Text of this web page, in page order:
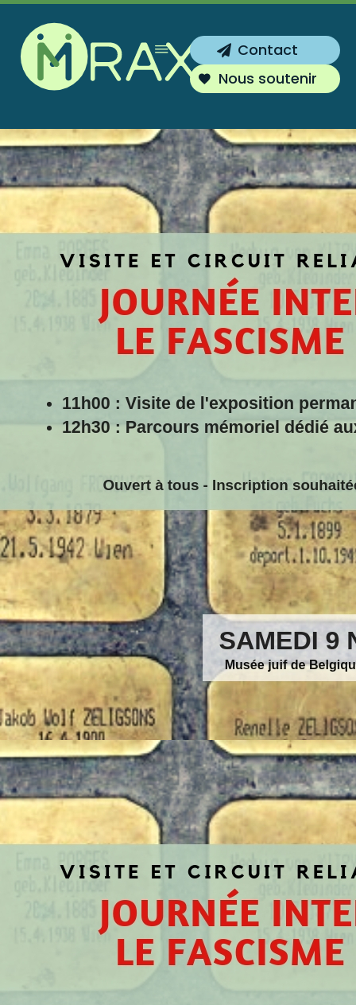
Contact
Nous soutenir
Inscrivez-vous !
Vous souhaitez être tenu au courant de
nos actions ?
S'inscrire
Non merci